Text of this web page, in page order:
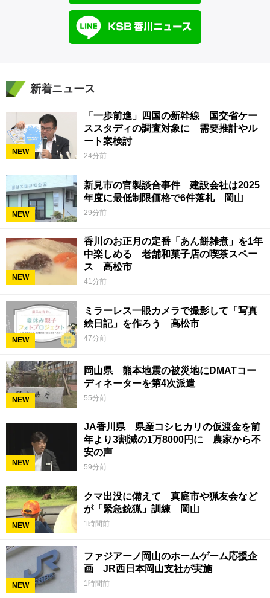
新着ニュース
NEW
「一歩前進」四国の新幹線 国交省ケー
ススタディの調査対象に 需要推計やル
ート案検討
24分前
NEW
新見市の官製談合事件 建設会社は2025
年度に最低制限価格で6件落札 岡山
29分前
NEW
香川のお正月の定番「あん餅雑煮」を1年
中楽しめる 老舗和菓子店の喫茶スペー
ス 高松市
41分前
NEW
ミラーレス一眼カメラで撮影して「写真
絵日記」を作ろう 高松市
47分前
NEW
岡山県 熊本地震の被災地にDMATコー
ディネーターを第4次派遣
55分前
NEW
JA香川県 県産コシヒカリの仮渡金を前
年より3割減の1万8000円に 農家から不
安の声
59分前
NEW
クマ出没に備えて 真庭市や猟友会など
が「緊急銃猟」訓練 岡山
1時間前
NEW
ファジアーノ岡山のホームゲーム応援企
画 JR西日本岡山支社が実施
1時間前